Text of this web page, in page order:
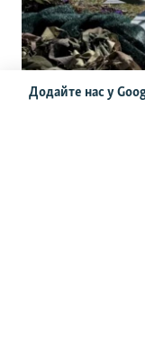
Додайте нас у